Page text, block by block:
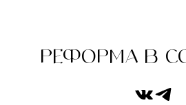
РЕФОРМА В